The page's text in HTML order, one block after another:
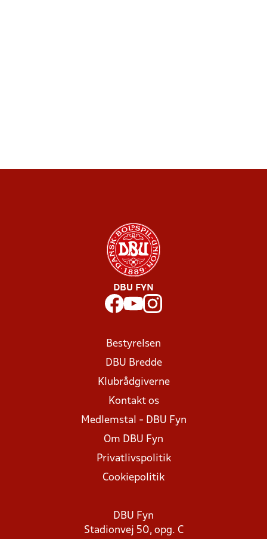
DBU FYN
Bestyrelsen
DBU Bredde
Klubrådgiverne
Kontakt os
Medlemstal - DBU Fyn
Om DBU Fyn
Privatlivspolitik
Cookiepolitik
DBU Fyn
Stadionvej 50, opg. C